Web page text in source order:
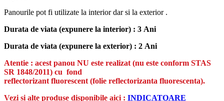
Panourile pot fi utilizate la interior dar si la exterior .
Durata de viata (expunere la interior) : 3 Ani
Durata de viata (expunere la exterior) : 2 Ani
Atentie : acest panou NU este realizat (nu este conform STAS
SR 1848/2011) cu fond
reflectorizant fluorescent (folie reflectorizanta fluorescenta).
Vezi si alte produse disponibile aici : INDICATOARE